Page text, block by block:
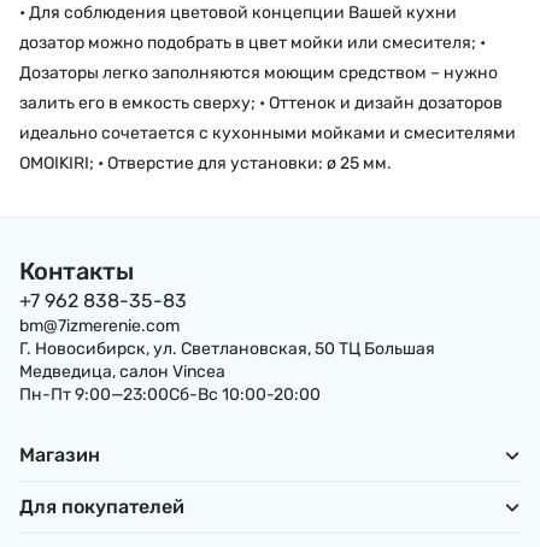
• Для соблюдения цветовой концепции Вашей кухни
дозатор можно подобрать в цвет мойки или смесителя; •
Дозаторы легко заполняются моющим средством – нужно
залить его в емкость сверху; • Оттенок и дизайн дозаторов
идеально сочетается с кухонными мойками и смесителями
OMOIKIRI; • Отверстие для установки: ø 25 мм.
Контакты
+7 962 838-35-83
bm@7izmerenie.com
Г. Новосибирск, ул. Светлановская, 50 ТЦ Большая
Медведица, салон Vincea
Пн-Пт 9:00—23:00Сб-Вс 10:00-20:00
Магазин
Для покупателей